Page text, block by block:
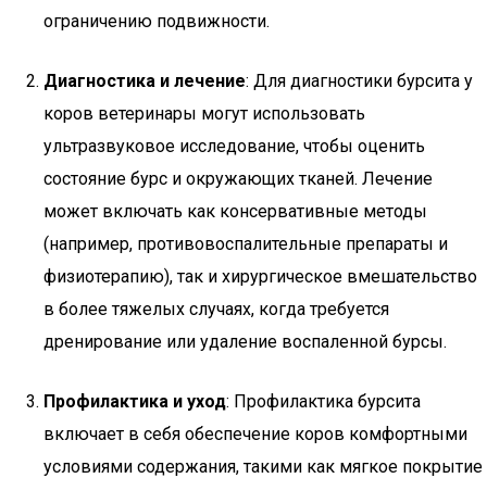
ограничению подвижности.
Диагностика и лечение: Для диагностики бурсита у
коров ветеринары могут использовать
ультразвуковое исследование, чтобы оценить
состояние бурс и окружающих тканей. Лечение
может включать как консервативные методы
(например, противовоспалительные препараты и
физиотерапию), так и хирургическое вмешательство
в более тяжелых случаях, когда требуется
дренирование или удаление воспаленной бурсы.
Профилактика и уход: Профилактика бурсита
включает в себя обеспечение коров комфортными
условиями содержания, такими как мягкое покрытие